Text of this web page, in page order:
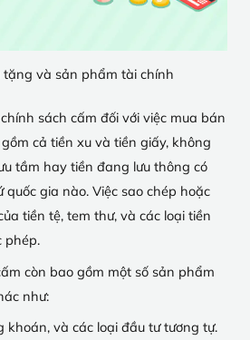
tặng và sản phẩm tài chính
sách cấm đối với việc mua bán
cả tiền xu và tiền giấy, không
tầm hay tiền đang lưu thông có
gia nào. Việc sao chép hoặc
tiền tệ, tem thư, và các loại tiền
phép.
còn bao gồm một số sản phẩm
như:
khoán, và các loại đầu tư tương tự.